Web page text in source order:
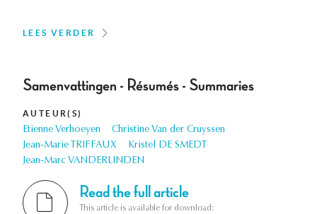
LEES VERDER
Samenvattingen - Résumés - Summaries
AUTEUR(S)
Etienne Verhoeyen
Christine Van der Cruyssen
Jean-Marie TRIFFAUX
Kristel DE SMEDT
Jean-Marc VANDERLINDEN
Read the full article
This article is available for download: